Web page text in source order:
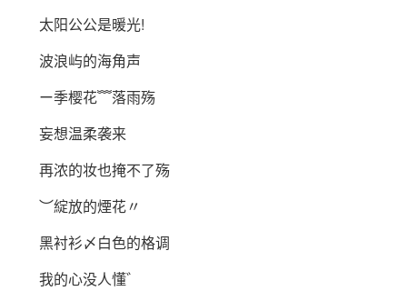
太阳公公是暖光!
波浪屿的海角声
ー季樱花﹌落雨殇
妄想温柔袭来
再浓的妆也掩不了殇
︶綻放的煙花〃
黑衬衫〆白色的格调
我的心没人懂゛